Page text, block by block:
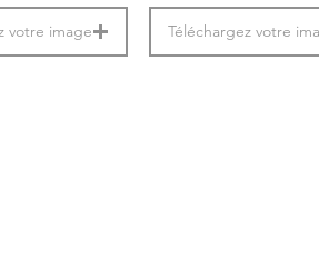
votre image Téléchargez votre